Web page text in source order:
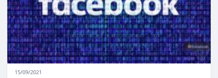
15/09/2021